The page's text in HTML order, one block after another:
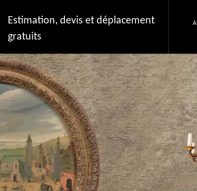
Estimation, devis et déplacement
gratuits